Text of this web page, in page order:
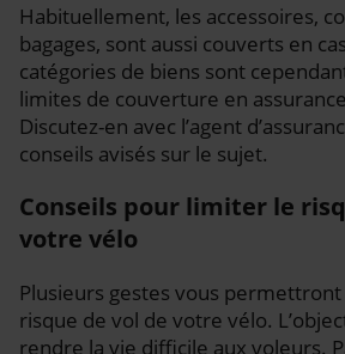
Habituellement, les accessoires,
bagages, sont aussi couverts en
catégories de biens sont
limites de couverture en
Discutez-en avec l’agent
conseils avisés sur le sujet.
Conseils pour limiter le
votre vélo
Plusieurs gestes vous
risque de vol de votre vélo.
rendre la vie difficile aux voleurs.